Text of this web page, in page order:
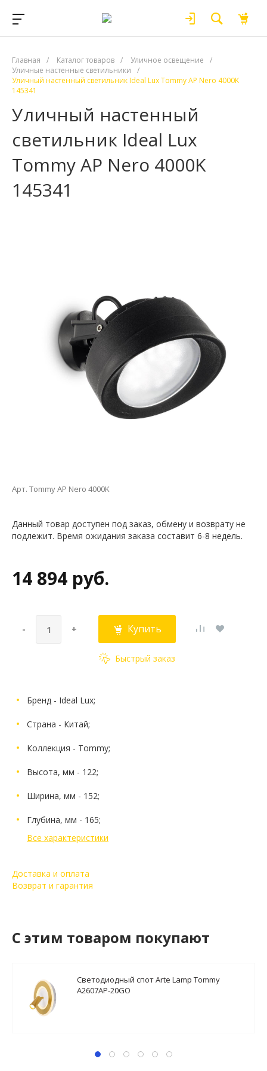
Главная / Каталог товаров / Уличное освещение
/
Уличные настенные светильники
/
Уличный настенный светильник Ideal Lux Tommy AP Nero 4000K
145341
Уличный настенный
светильник Ideal Lux
Tommy AP Nero 4000K
145341
Арт. Tommy AP Nero 4000K
Данный товар доступен под заказ, обмену и возврату не
подлежит. Время ожидания заказа составит 6-8 недель.
14 894 руб.
- + Купить
Быстрый заказ
Бренд - Ideal Lux;
Страна - Китай;
Коллекция - Tommy;
Высота, мм - 122;
Ширина, мм - 152;
Глубина, мм - 165;
Все характеристики
Доставка и оплата
Возврат и гарантия
C этим товаром покупают
Светодиодный спот Arte Lamp Tommy
A2607AP-20GO